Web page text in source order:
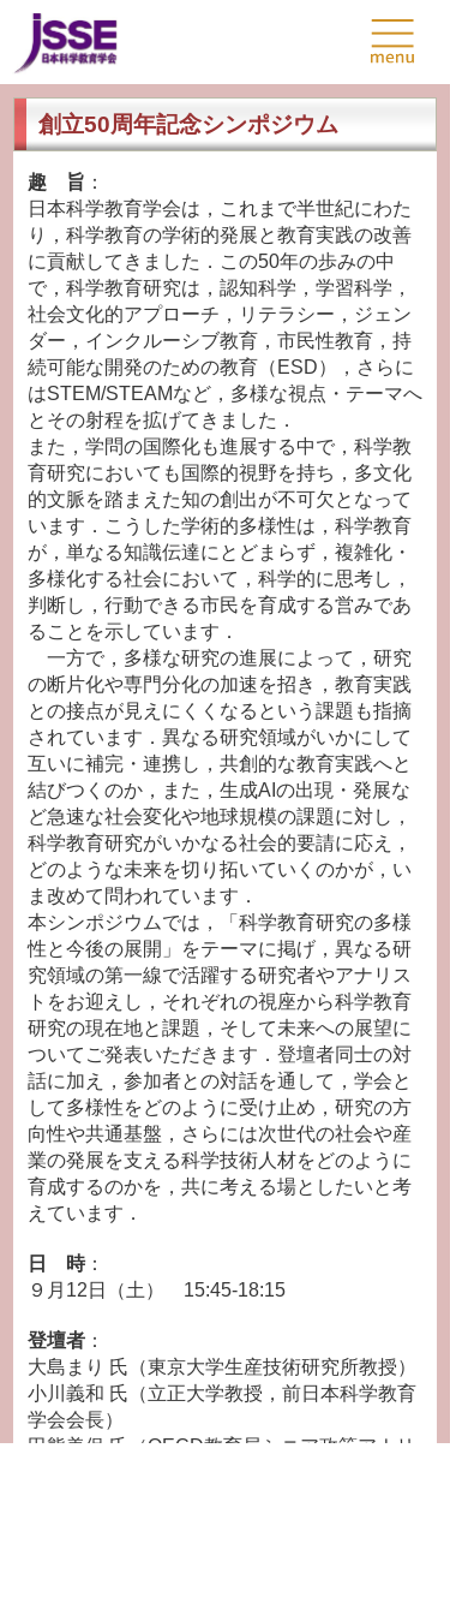
創立50周年記念シンポジウム
趣 旨 ：
日本科学教育学会は，これまで半世紀にわた
り，科学教育の学術的発展と教育実践の改善
に貢献してきました．この50年の歩みの中
で，科学教育研究は，認知科学，学習科学，
社会文化的アプローチ，リテラシー，ジェン
ダー，インクルーシブ教育，市民性教育，持
続可能な開発のための教育（ESD），さらに
はSTEM/STEAMなど，多様な視点・テーマへ
とその射程を拡げてきました．
また，学問の国際化も進展する中で，科学教
育研究においても国際的視野を持ち，多文化
的文脈を踏まえた知の創出が不可欠となって
います．こうした学術的多様性は，科学教育
が，単なる知識伝達にとどまらず，複雑化・
多様化する社会において，科学的に思考し，
判断し，行動できる市民を育成する営みであ
ることを示しています．
一方で，多様な研究の進展によって，研究
の断片化や専門分化の加速を招き，教育実践
との接点が見えにくくなるという課題も指摘
されています．異なる研究領域がいかにして
互いに補完・連携し，共創的な教育実践へと
結びつくのか，また，生成AIの出現・発展な
ど急速な社会変化や地球規模の課題に対し，
科学教育研究がいかなる社会的要請に応え，
どのような未来を切り拓いていくのかが，い
ま改めて問われています．
本シンポジウムでは，「科学教育研究の多様
性と今後の展開」をテーマに掲げ，異なる研
究領域の第一線で活躍する研究者やアナリス
トをお迎えし，それぞれの視座から科学教育
研究の現在地と課題，そして未来への展望に
ついてご発表いただきます．登壇者同士の対
話に加え，参加者との対話を通して，学会と
して多様性をどのように受け止め，研究の方
向性や共通基盤，さらには次世代の社会や産
業の発展を支える科学技術人材をどのように
育成するのかを，共に考える場としたいと考
えています．
日 時：
９月12日（土） 15:45-18:15
登壇者 ：
大島まり 氏（東京大学生産技術研究所教授）
小川義和 氏（立正大学教授，前日本科学教育
学会会長）
田熊美保 氏（OECD教育局シニア政策アナリ